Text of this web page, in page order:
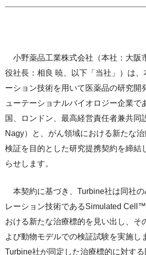
医療関係者の皆さま
メディカルアフェアーズ情報提供サイ
医療従事者向けサイト（ONOメディカ
ニュース
English Global
コーポレートスローガン「
小野薬品の特徴・強み
経営戦略
コーポレート・ガバナンス
会社案内
CM・動画情報
開発方針
ライセンス活動
研究者主導研究支援
経営方針
財務ハイライト
業績報告
IRライブラリー
株式関連情報
IRカレンダー
株主・投資家との対話
よくあるご質問
サステナビリティ
サステナビリティトップ
トップメッセージ
小野薬品工業のサステナビリテ
ガバナンス
ステークホルダーエンゲージメ
小野薬品工業株式会社（本社：大阪
役社長：相良 暁、以下「当社」）は、
ーション技術を用いて医薬品の研究開
ューテーショナルバイオロジー企業で
国、ロンドン、最高経営責任者兼共同
Nagy）と、がん領域における新たな
検証を目的とした研究提携契約を締結
らせします。
本契約に基づき、Turbine社は同社の
レーション技術であるSimulated
おける新たな治療標的を見い出し、そ
よび動物モデルでの検証試験を実施し
Turbine社が同定した治療標的に対す